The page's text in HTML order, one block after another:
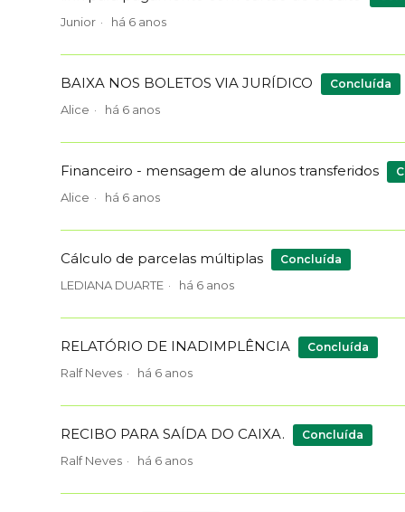
Junior há 6 anos
BAIXA NOS BOLETOS VIA JURÍDICO Concluída
Alice há 6 anos
Financeiro - mensagem de alunos transferidos
Alice há 6 anos
Cálculo de parcelas múltiplas Concluída
LEDIANA DUARTE há 6 anos
RELATÓRIO DE INADIMPLÊNCIA Concluída
Ralf Neves há 6 anos
RECIBO PARA SAÍDA DO CAIXA. Concluída
Ralf Neves há 6 anos